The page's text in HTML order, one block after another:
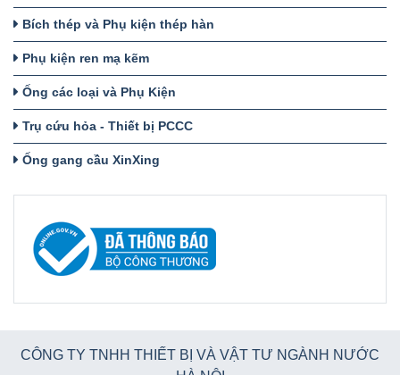
Bích thép và Phụ kiện thép hàn
Phụ kiện ren mạ kẽm
Ống các loại và Phụ Kiện
Trụ cứu hỏa - Thiết bị PCCC
Ống gang cầu XinXing
CÔNG TY TNHH THIẾT BỊ VÀ VẬT TƯ NGÀNH NƯỚC